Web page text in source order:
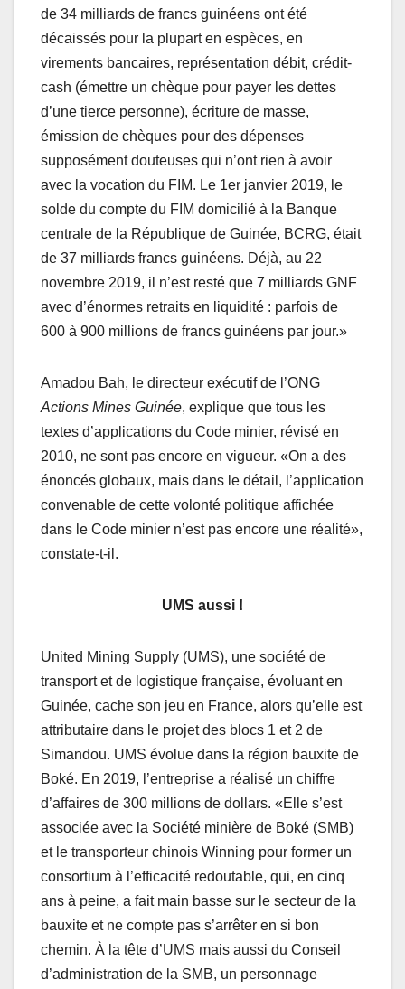
de 34 milliards de francs guinéens ont été
décaissés pour la plupart en espèces, en
virements bancaires, représentation débit, crédit-
cash (émettre un chèque pour payer les dettes
d’une tierce personne), écriture de masse,
émission de chèques pour des dépenses
supposément douteuses qui n’ont rien à avoir
avec la vocation du FIM. Le 1er janvier 2019, le
solde du compte du FIM domicilié à la Banque
centrale de la République de Guinée, BCRG, était
de 37 milliards francs guinéens. Déjà, au 22
novembre 2019, il n’est resté que 7 milliards GNF
avec d’énormes retraits en liquidité : parfois de
600 à 900 millions de francs guinéens par jour.»
Amadou Bah, le directeur exécutif de l’ONG
Actions Mines Guinée, explique que tous les
textes d’applications du Code minier, révisé en
2010, ne sont pas encore en vigueur. «On a des
énoncés globaux, mais dans le détail, l’application
convenable de cette volonté politique affichée
dans le Code minier n’est pas encore une réalité»,
constate-t-il.
UMS aussi !
United Mining Supply (UMS), une société de
transport et de logistique française, évoluant en
Guinée, cache son jeu en France, alors qu’elle est
attributaire dans le projet des blocs 1 et 2 de
Simandou. UMS évolue dans la région bauxite de
Boké. En 2019, l’entreprise a réalisé un chiffre
d’affaires de 300 millions de dollars. «Elle s’est
associée avec la Société minière de Boké (SMB)
et le transporteur chinois Winning pour former un
consortium à l’efficacité redoutable, qui, en cinq
ans à peine, a fait main basse sur le secteur de la
bauxite et ne compte pas s’arrêter en si bon
chemin. À la tête d’UMS mais aussi du Conseil
d’administration de la SMB, un personnage